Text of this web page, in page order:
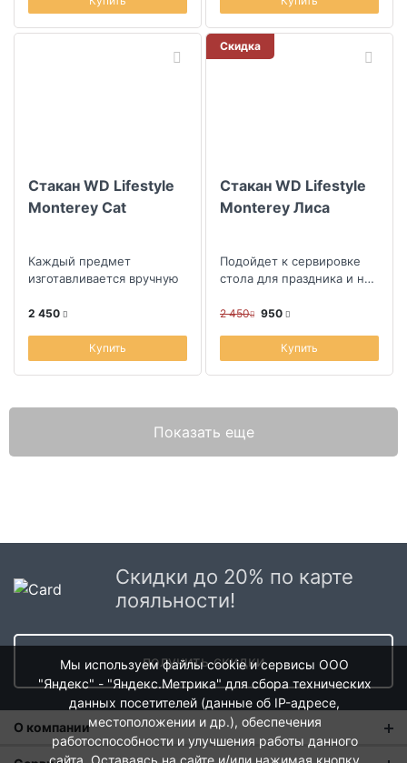
Стакан WD Lifestyle
Monterey Cat
Каждый предмет
изготавливается вручную
2 450
Купить
Скидка
Стакан WD Lifestyle
Monterey Лиса
Подойдет к сервировке
стола для праздника и на
2 450 950
Купить
Показать еще
Скидки до 20% по карте
лояльности!
получить скидки
О компании
О нас
Мы используем файлы cookie и сервисы ООО
"Яндекс" - "Яндекс.Метрика" для сбора технических
данных посетителей (данные об IP-адресе,
местоположении и др.), обеспечения
работоспособности и улучшения работы данного
сайта. Оставаясь на сайте и/или нажимая кнопку